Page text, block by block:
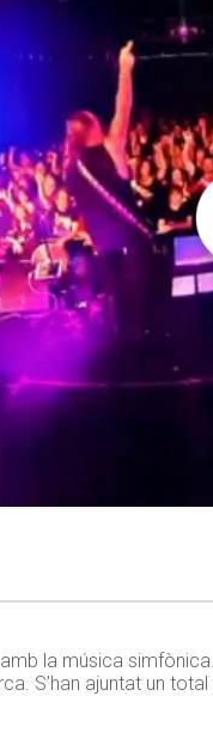
la música
S’han ajuntat un